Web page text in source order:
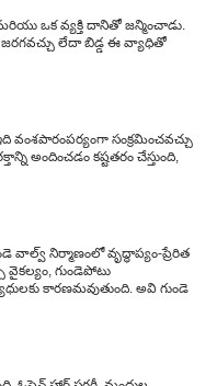
మరియు ఒక వ్యక్తి దానితో జన్మించాడు.
లేదా బిడ్డ ఈ వ్యాధితో
సంక్రమించవచ్చు
అందించడం కష్టతరం చేస్తుంది,
వాల్వ్ నిర్మాణంలో వృద్ధాప్యం-ప్రేరిత
వైకల్యం, గుండెపోటు
కారణమవుతుంది. అవి గుండె